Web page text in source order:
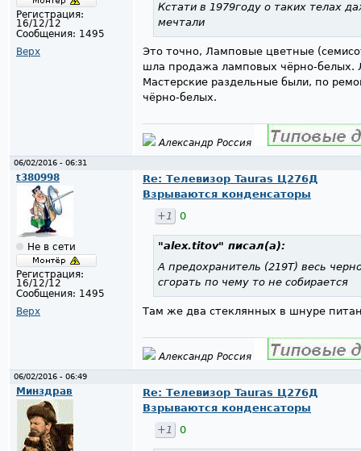
Регистрация:
16/12/12
Сообщения: 1495
Верх
Кстати в 1979году о таких телах
мечтали
Это точно, Ламповые цветные
шла продажа ламповых чёрно-белых.
Мастерские раздельные были, по
чёрно-белых.
Александр Россия
06/02/2016 - 06:31
t380998
Не в сети
Регистрация:
16/12/12
Сообщения: 1495
Верх
Re: Телевизор Tauras Ц276Д
Взрываются конденсаторы
+1
0
"alex.titov" писал(а):
А предохранитель (219Т) весь
сгорать по чему то не собирается
Там же два стеклянных в шнуре
Александр Россия
06/02/2016 - 06:49
Минздрав
Re: Телевизор Tauras Ц276Д
Взрываются конденсаторы
+1
0